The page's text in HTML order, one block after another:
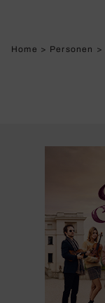
Home > Personen >